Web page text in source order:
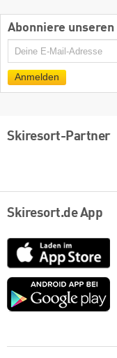
Abonniere
E-
Anmelden
Skiresort-Partner
Skiresort.de App
App
Store